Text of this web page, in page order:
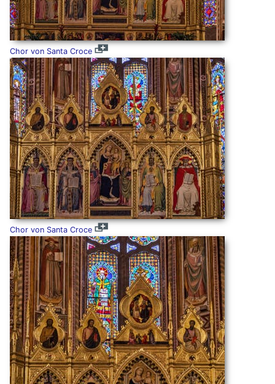
Chor von Santa Croce
Chor von Santa Croce